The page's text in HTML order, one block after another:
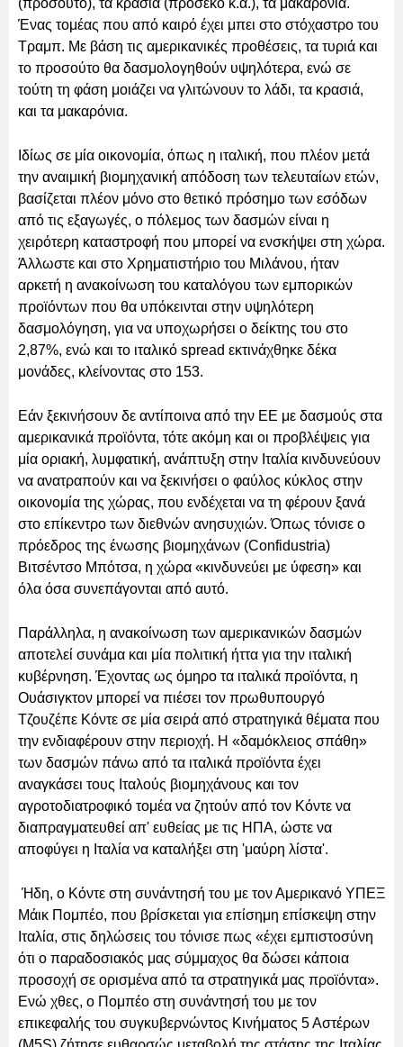
Ένας τομέας που από καιρό έχει μπει στο στόχαστρο του
Τραμπ. Με βάση τις αμερικανικές προθέσεις, τα τυριά και
το προσούτο θα δασμολογηθούν υψηλότερα, ενώ σε
τούτη τη φάση μοιάζει να γλιτώνουν το λάδι, τα κρασιά,
και τα μακαρόνια.
Ιδίως σε μία οικονομία, όπως η ιταλική, που πλέον μετά
την αναιμική βιομηχανική απόδοση των τελευταίων ετών,
βασίζεται πλέον μόνο στο θετικό πρόσημο των εσόδων
από τις εξαγωγές, ο πόλεμος των δασμών είναι η
χειρότερη καταστροφή που μπορεί να ενσκήψει στη χώρα.
Άλλωστε και στο Χρηματιστήριο του Μιλάνου, ήταν
αρκετή η ανακοίνωση του καταλόγου των εμπορικών
προϊόντων που θα υπόκεινται στην υψηλότερη
δασμολόγηση, για να υποχωρήσει ο δείκτης του στο
2,87%, ενώ και το ιταλικό spread εκτινάχθηκε δέκα
μονάδες, κλείνοντας στο 153.
Εάν ξεκινήσουν δε αντίποινα από την ΕΕ με δασμούς στα
αμερικανικά προϊόντα, τότε ακόμη και οι προβλέψεις για
μία οριακή, λυμφατική, ανάπτυξη στην Ιταλία κινδυνεύουν
να ανατραπούν και να ξεκινήσει ο φαύλος κύκλος στην
οικονομία της χώρας, που ενδέχεται να τη φέρουν ξανά
στο επίκεντρο των διεθνών ανησυχιών. Όπως τόνισε ο
πρόεδρος της ένωσης βιομηχάνων (Confidustria)
Βιτσέντσο Μπότσα, η χώρα «κινδυνεύει με ύφεση» και
όλα όσα συνεπάγονται από αυτό.
Παράλληλα, η ανακοίνωση των αμερικανικών δασμών
αποτελεί συνάμα και μία πολιτική ήττα για την ιταλική
κυβέρνηση. Έχοντας ως όμηρο τα ιταλικά προϊόντα, η
Ουάσιγκτον μπορεί να πιέσει τον πρωθυπουργό
Τζουζέπε Κόντε σε μία σειρά από στρατηγικά θέματα που
την ενδιαφέρουν στην περιοχή. Η «δαμόκλειος σπάθη»
των δασμών πάνω από τα ιταλικά προϊόντα έχει
αναγκάσει τους Ιταλούς βιομηχάνους και τον
αγροτοδιατροφικό τομέα να ζητούν από τον Κόντε να
διαπραγματευθεί απ' ευθείας με τις ΗΠΑ, ώστε να
αποφύγει η Ιταλία να καταλήξει στη 'μαύρη λίστα'.
Ήδη, ο Κόντε στη συνάντησή του με τον Αμερικανό ΥΠΕΞ
Μάικ Πομπέο, που βρίσκεται για επίσημη επίσκεψη στην
Ιταλία, στις δηλώσεις του τόνισε πως «έχει εμπιστοσύνη
ότι ο παραδοσιακός μας σύμμαχος θα δώσει κάποια
προσοχή σε ορισμένα από τα στρατηγικά μας προϊόντα».
Ενώ χθες, ο Πομπέο στη συνάντησή του με τον
επικεφαλής του συγκυβερνώντος Κινήματος 5 Αστέρων